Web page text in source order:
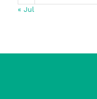
« Jul